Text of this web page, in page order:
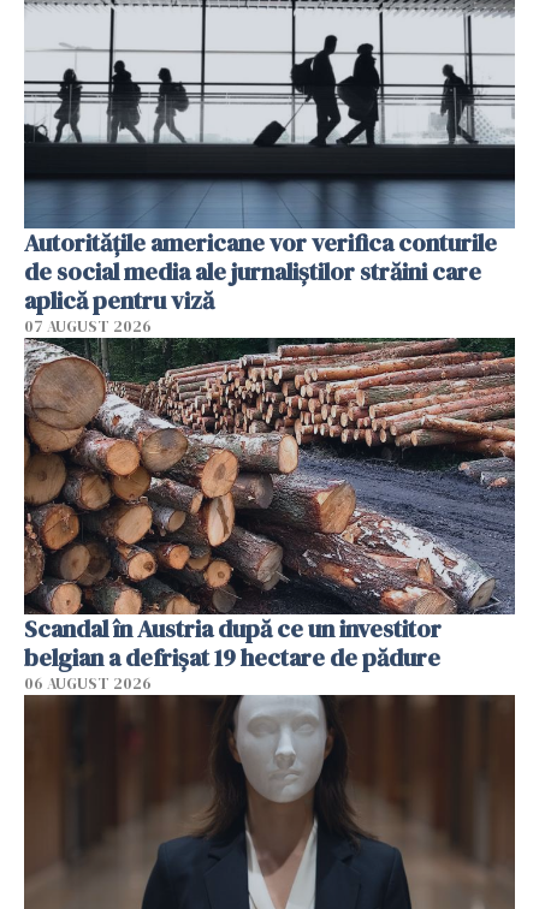
Autorităţile americane vor verifica conturile
de social media ale jurnaliştilor străini care
aplică pentru viză
07 AUGUST 2026
Scandal în Austria după ce un investitor
belgian a defrișat 19 hectare de pădure
06 AUGUST 2026